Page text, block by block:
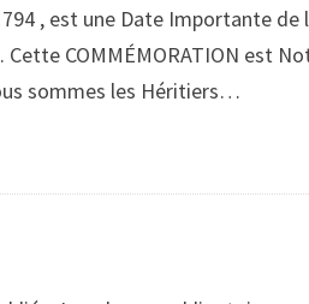
, est une Date Importante de
COMMÉMORATION est
sommes les Héritiers…